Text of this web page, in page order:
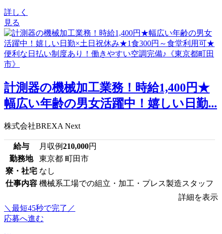
詳しく
見る
計測器の機械加工業務！時給1,400円★
幅広い年齢の男女活躍中！嬉しい日勤...
株式会社BREXA Next
給与 月収例210,000円
勤務地
東京都 町田市
寮・社宅 なし
仕事内容 機械系工場での組立・加工・プレス製造スタッフ
詳細を表示
＼最短45秒で完了／
応募へ進む